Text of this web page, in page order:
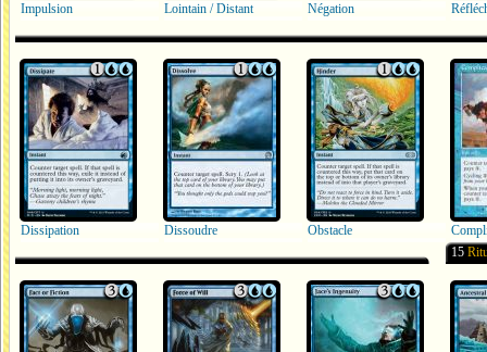
Impulsion Lointain / Distant Négation
Dissipation Dissoudre Obstacle
15